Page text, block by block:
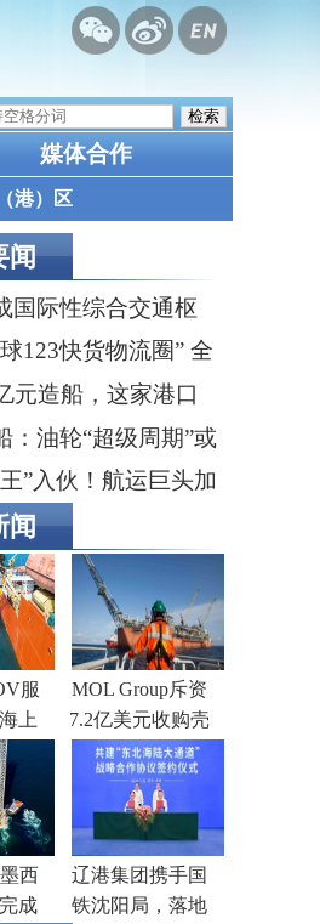
媒体合作
港）区
闻
国际性综合交通枢
津市综合交通运输
划》印发
123快货物流圈” 全
推进交通物流降本提
元造船，这家港口
么？
：油轮“超级周期”或
年，双海峡风险正
航运
”入伙！航运巨头加
船队
闻
服
上
MOL Group斥资
7.2亿美元收购壳
牌旗下塞浦路斯
子公司
西
成
辽港集团携手国
铁沈阳局，落地